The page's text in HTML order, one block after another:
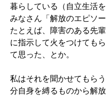
暮らしている（自立生活
みなさん「解放のエピソ
たとえば、障害のある先
に指示して火をつけても
て思った、とか。
私はそれを聞かせてもら
分自身を縛るものから解